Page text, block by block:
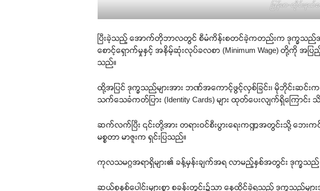
မြန်မာ-ထိုင်းန
ပြီးခဲ့သည့် အောက်တိုဘာလတွင် စီမံကိန်းစတင်ခဲ့ကတည်းက ဒုက္ခသည်အလုပ်
စောင့်ရှောက်မှုနှင့် အနိမ့်ဆုံးလုပ်ခလစာ (Minimum Wage) တို့ကို အပြ
သည်။
ထို့အပြင် ဒုက္ခသည်များအား ဘဏ်အကောင့်ဖွင့်လှစ်ခြင်း၊ မိုဘိုင်းဆ
သက်သေခံကတ်ပြား (Identity Cards) များ ထုတ်ပေးလျက်ရှိကြောင်း
ဆက်လက်ပြီး ၎င်းတို့အား တရားဝင်စီးပွားရေးကဏ္ဍအတွင်းသို့ ဘေးက
မစ္စတာ မာဇူးက ရှင်းပြသည်။
ကုလသမဂ္ဂအရာရှိများ၏ ခန့်မှန်းချက်အရ လာမည့်နှစ်အတွင်း ဒုက္ခ
ဆယ်စုနှစ်ပေါင်းများစွာ စခန်းတွင်း၌သာ နေထိုင်ခဲ့ရသည့် ဒုက္ခသည်မ